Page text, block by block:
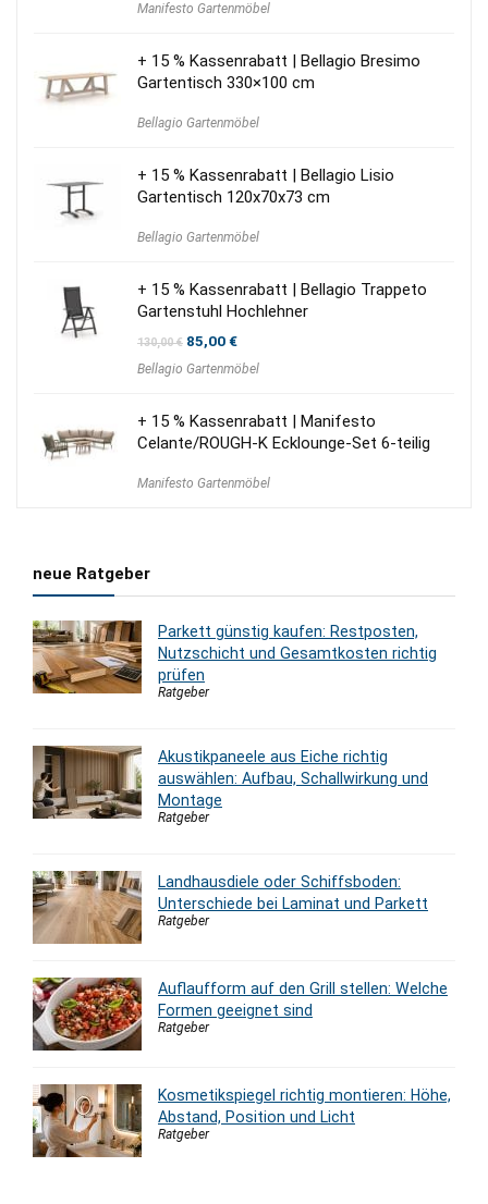
war:
ist:
Manifesto Gartenmöbel
+ 15 % Kassenrabatt | Bellagio Bresimo
Gartentisch 330×100 cm
Bellagio Gartenmöbel
+ 15 % Kassenrabatt | Bellagio Lisio
Gartentisch 120x70x73 cm
Bellagio Gartenmöbel
+ 15 % Kassenrabatt | Bellagio Trappeto
Gartenstuhl Hochlehner
130,00€ Ursprünglicher
war:
85,00€Aktueller
ist:
Bellagio Gartenmöbel
+ 15 % Kassenrabatt | Manifesto
Celante/ROUGH-K Ecklounge-Set 6-teilig
Manifesto Gartenmöbel
neue Ratgeber
Parkett günstig kaufen: Restposten,
Nutzschicht und Gesamtkosten richtig
prüfen
Ratgeber
Akustikpaneele aus Eiche richtig
auswählen: Aufbau, Schallwirkung und
Montage
Ratgeber
Landhausdiele oder Schiffsboden:
Unterschiede bei Laminat und Parkett
Ratgeber
Auflaufform auf den Grill stellen: Welche
Formen geeignet sind
Ratgeber
Kosmetikspiegel richtig montieren: Höhe,
Abstand, Position und Licht
Ratgeber